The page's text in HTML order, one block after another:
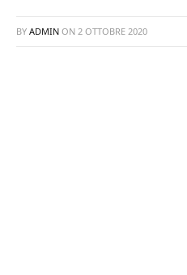
BY ADMIN ON 2 OTTOBRE 2020